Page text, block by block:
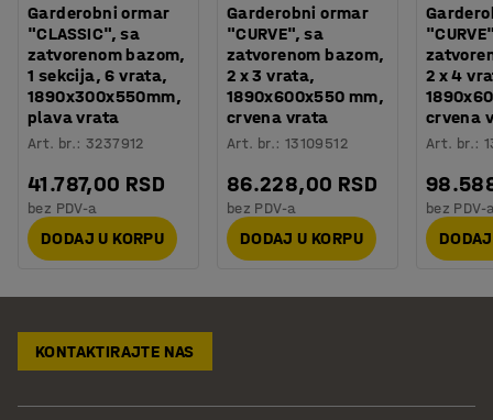
Garderobni ormar
"CLASSIC", sa
zatvorenom bazom,
1 sekcija, 6 vrata,
1890x300x550mm,
plava vrata
Art. br.:3237912
41.787,00 RSD
bez PDV-a
DODAJ U KORPU
Garderobni ormar
"CURVE", sa
zatvorenom bazom,
2 x 3 vrata,
1890x600x550 mm,
crvena vrata
Art. br.: 13109512
86.228,00 RSD
bez PDV-a
DODAJ U KORPU
2 x 4
crvena
Art. br.:
bez PDV-
KONTAKTIRAJTE NAS